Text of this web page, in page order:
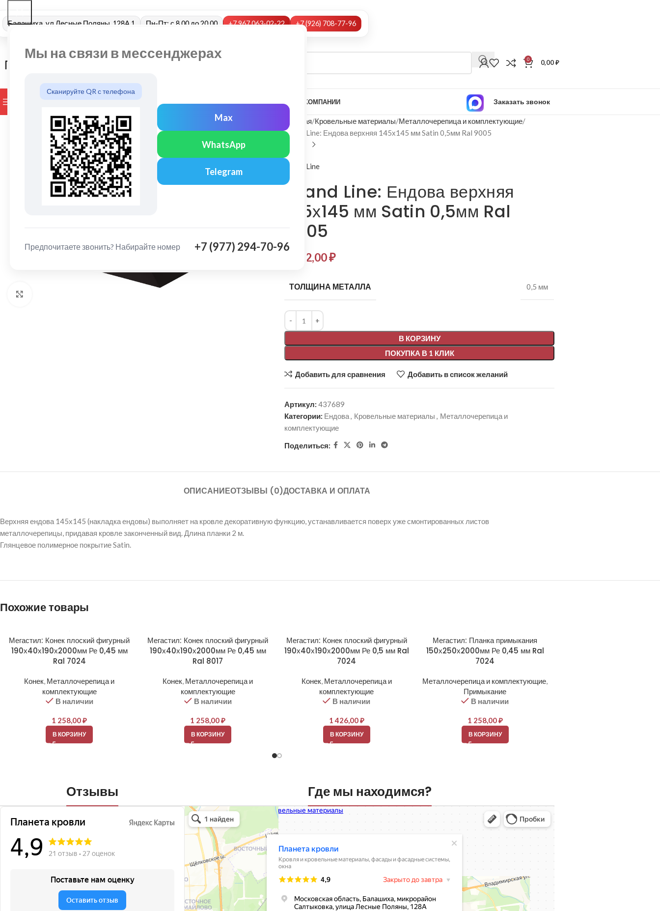
Мы на связи в мессенджерах
Сканируйте QR с телефона
Max
WhatsApp
Telegram
Предпочитаете звонить? Набирайте номер +7 (977) 294-70-96
Балашиха, ул Лесные Поляны, 128А 1 Пн-Пт: с 8.00 до 20.00 +7 967 063-02-22 +7 (926) 708-77-96
0 0,00₽
ПРОСМОТР КАТЕГОРИЙ БРЕНДЫ О КОМПАНИИ Заказать звонок
Главная Кровельные материалы Металлочерепица и комплектующие
Grand Line: Ендова верхняя 145х145 мм Satin 0,5мм Ral 9005
Grand Line
Grand Line: Ендова верхняя
145х145 мм Satin 0,5мм Ral
9005
2 152,00₽
ТОЛЩИНА МЕТАЛЛА 0,5 мм
В КОРЗИНУ
ПОКУПКА В 1 КЛИК
Alternative:
Добавить для сравнения Добавить в список желаний
Артикул:437689
Категории: Ендова, Кровельные материалы , Металлочерепица и
комплектующие
Поделиться:
ОПИСАНИЕОТЗЫВЫ (0)ДОСТАВКА И ОПЛАТА
Верхняя ендова 145х145 (накладка ендовы) выполняет на кровле декоративную функцию, устанавливается поверх уже смонтированных листов
металлочерепицы, придавая кровле законченный вид. Длина планки 2 м.
Глянцевое полимерное покрытие Satin.
Похожие товары
Мегастил: Конек плоский фигурный
190х40х190х2000мм Ре 0,45 мм
Ral 7024
Конек, Металлочерепица и
комплектующие
В наличии
1 258,00₽
В КОРЗИНУ
Мегастил: Конек плоский фигурный
190х40х190х2000мм Ре 0,45 мм
Ral 8017
Конек, Металлочерепица и
комплектующие
В наличии
1 258,00₽
В КОРЗИНУ
Мегастил: Конек плоский фигурный
190х40х190х2000мм Ре 0,5 мм Ral
7024
Конек, Металлочерепица и
комплектующие
В наличии
1 426,00₽
В КОРЗИНУ
Мегастил: Планка примыкания
150х250х2000мм Ре 0,45 мм Ral
7024
Металлочерепица и комплектующие,
Примыкание
В наличии
1 258,00₽
В КОРЗИНУ
Отзывы Где мы находимся?
Планета кровли
Кровля и кровельные материалы в Балашихе
Окна в Балашихе